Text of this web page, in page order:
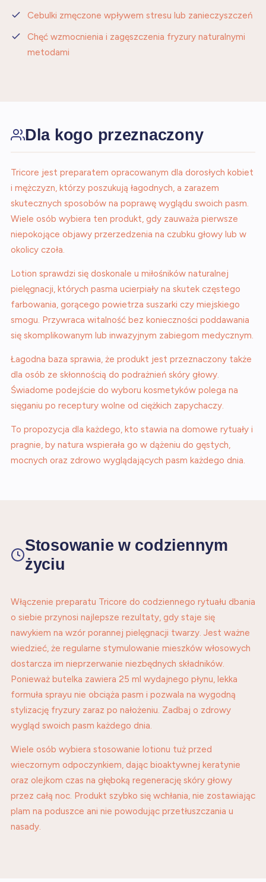
Cebulki zmęczone wpływem stresu lub zanieczyszczeń
Chęć wzmocnienia i zagęszczenia fryzury naturalnymi
metodami
Dla kogo przeznaczony
Tricore jest preparatem opracowanym dla dorosłych kobiet
i mężczyzn, którzy poszukują łagodnych, a zarazem
skutecznych sposobów na poprawę wyglądu swoich pasm.
Wiele osób wybiera ten produkt, gdy zauważa pierwsze
niepokojące objawy przerzedzenia na czubku głowy lub w
okolicy czoła.
Lotion sprawdzi się doskonale u miłośników naturalnej
pielęgnacji, których pasma ucierpiały na skutek częstego
farbowania, gorącego powietrza suszarki czy miejskiego
smogu. Przywraca witalność bez konieczności poddawania
się skomplikowanym lub inwazyjnym zabiegom medycznym.
Łagodna baza sprawia, że produkt jest przeznaczony także
dla osób ze skłonnością do podrażnień skóry głowy.
Świadome podejście do wyboru kosmetyków polega na
sięganiu po receptury wolne od ciężkich zapychaczy.
To propozycja dla każdego, kto stawia na domowe rytuały i
pragnie, by natura wspierała go w dążeniu do gęstych,
mocnych oraz zdrowo wyglądających pasm każdego dnia.
Stosowanie w codziennym
życiu
Włączenie preparatu Tricore do codziennego rytuału dbania
o siebie przynosi najlepsze rezultaty, gdy staje się
nawykiem na wzór porannej pielęgnacji twarzy. Jest ważne
wiedzieć, że regularne stymulowanie mieszków włosowych
dostarcza im nieprzerwanie niezbędnych składników.
Ponieważ butelka zawiera 25 ml wydajnego płynu, lekka
formuła sprayu nie obciąża pasm i pozwala na wygodną
stylizację fryzury zaraz po nałożeniu. Zadbaj o zdrowy
wygląd swoich pasm każdego dnia.
Wiele osób wybiera stosowanie lotionu tuż przed
wieczornym odpoczynkiem, dając bioaktywnej keratynie
oraz olejkom czas na głęboką regenerację skóry głowy
przez całą noc. Produkt szybko się wchłania, nie zostawiając
plam na poduszce ani nie powodując przetłuszczania u
nasady.